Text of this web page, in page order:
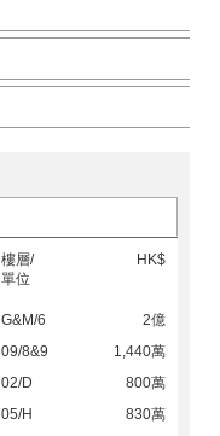
樓層/
單位
HK$
G&M/6
2億
09/8&9
1,440萬
02/D
800萬
05/H
830萬